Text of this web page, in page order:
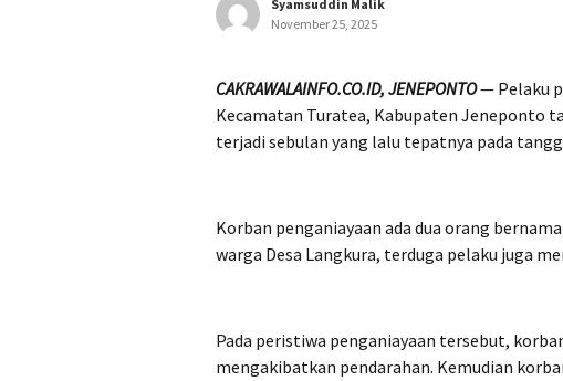
Syamsuddin Malik
November 25, 2025
CAKRAWALAINFO.CO.ID, JENEPONTO— Pelaku
Kecamatan Turatea, Kabupaten Jeneponto
terjadi sebulan yang lalu tepatnya pada
Korban penganiayaan ada dua orang
warga Desa Langkura, terduga pelaku juga
Pada peristiwa penganiayaan tersebut,
mengakibatkan pendarahan. Kemudian